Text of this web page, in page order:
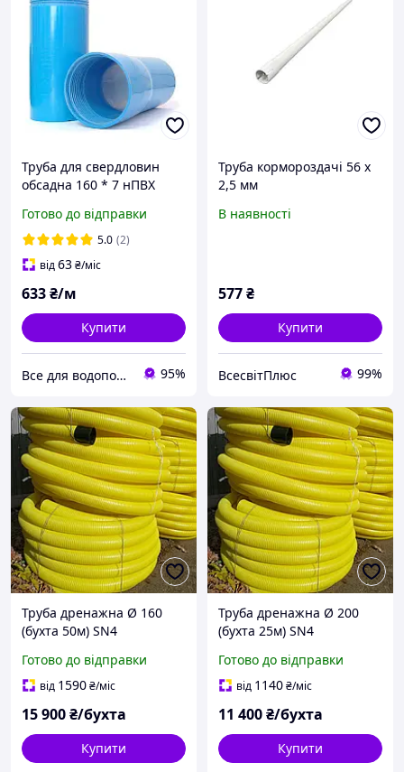
Труба для свердловин
обсадна 160 * 7 нПВХ
різьбах раструбно
різьбова
Готово до відправки
5.0 (2)
від63₴/міс
633₴/м
Купити
Все для водопостачання 95%
Труба кормороздачі 56 х
2,5 мм
В наявності
577₴
Купити
ВсесвітПлюс 99%
Труба дренажна Ø 160
(бухта 50м) SN4
на 360
Готово до відправки
від 1590₴/міс
15 900₴/бухта
Купити
Труба дренажна Ø 200
(бухта 25м) SN4
на 360
Готово до відправки
від 1140₴/міс
11 400₴/бухта
Купити